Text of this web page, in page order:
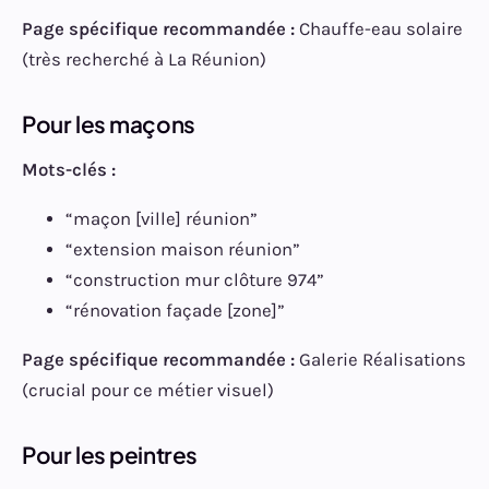
Page spécifique recommandée : Chauffe-eau solaire
(très recherché à La Réunion)
Pour les maçons
Mots-clés :
“maçon [ville] réunion”
“extension maison réunion”
“construction mur clôture 974”
“rénovation façade [zone]”
Page spécifique recommandée : Galerie Réalisations
(crucial pour ce métier visuel)
Pour les peintres